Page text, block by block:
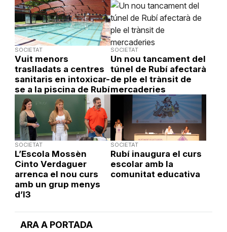
ARA A PORTADA
SOCIETAT
Vuit menors
traslladats a centres
sanitaris en intoxicar-
se a la piscina de Rubí
SOCIETAT
Un nou tancament del
túnel de Rubí afectarà
de ple el trànsit de
mercaderies
SOCIETAT
L’Escola Mossèn
Cinto Verdaguer
arrenca el nou curs
amb un grup menys
d’I3
SOCIETAT
Rubí inaugura el curs
escolar amb la
comunitat educativa